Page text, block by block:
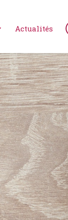
Actualités